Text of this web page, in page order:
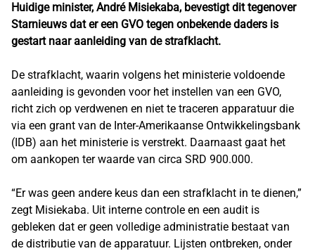
Huidige minister, André Misiekaba, bevestigt dit tegenover
Starnieuws dat er een GVO tegen onbekende daders is
gestart naar aanleiding van de strafklacht.
De strafklacht, waarin volgens het ministerie voldoende
aanleiding is gevonden voor het instellen van een GVO,
richt zich op verdwenen en niet te traceren apparatuur die
via een grant van de Inter-Amerikaanse Ontwikkelingsbank
(IDB) aan het ministerie is verstrekt. Daarnaast gaat het
om aankopen ter waarde van circa SRD 900.000.
“Er was geen andere keus dan een strafklacht in te dienen,”
zegt Misiekaba. Uit interne controle en een audit is
gebleken dat er geen volledige administratie bestaat van
de distributie van de apparatuur. Lijsten ontbreken, onder